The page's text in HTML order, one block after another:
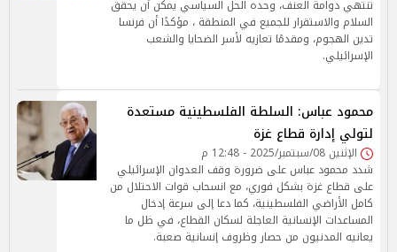
تنتهي دوامة العنف، وحده الحل السياسي يمكن أن يحقق
السلام والاستقرار للجميع في المنطقة ، مؤكدًا أن فرنسا
تدين الهجوم، ومقدمًا تعازيه لأسر الضحايا والشعب
الإسرائيلي.
محمود عباس: السلطة الفلسطينية مستعدة
لتولي إدارة قطاع غزة
الإثنين 08/سبتمبر/2025 - 12:48 م
شدد محمود عباس على ضرورة وقف العدوان الإسرائيلي
على قطاع غزة بشكل فوري، مع انسحاب قوات الاحتلال من
كامل الأراضي الفلسطينية، كما دعا إلى سرعة إدخال
المساعدات الإنسانية العاجلة لسكان القطاع، في ظل ما
يعانيه المدنيون من حصار وظروف إنسانية صعبة.